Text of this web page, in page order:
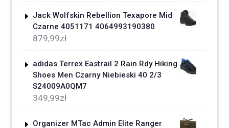
Jack Wolfskin Rebellion Texapore Mid
Czarne 4051171 4064993190380
879,99zł
adidas Terrex Eastrail 2 Rain Rdy Hiking
Shoes Men Czarny Niebieski 40 2/3
S24009A0QM7
349,99zł
Organizer MTac Admin Elite Ranger